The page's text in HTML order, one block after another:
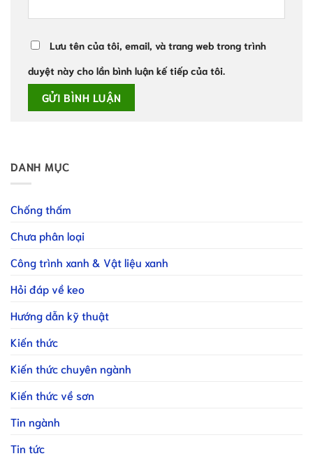
Lưu tên của tôi, email, và trang web trong trình
duyệt này cho lần bình luận kế tiếp của tôi.
DANH MỤC
Chống thấm
Chưa phân loại
Công trình xanh & Vật liệu xanh
Hỏi đáp về keo
Hướng dẫn kỹ thuật
Kiến thức
Kiến thức chuyên ngành
Kiến thức về sơn
Tin ngành
Tin tức